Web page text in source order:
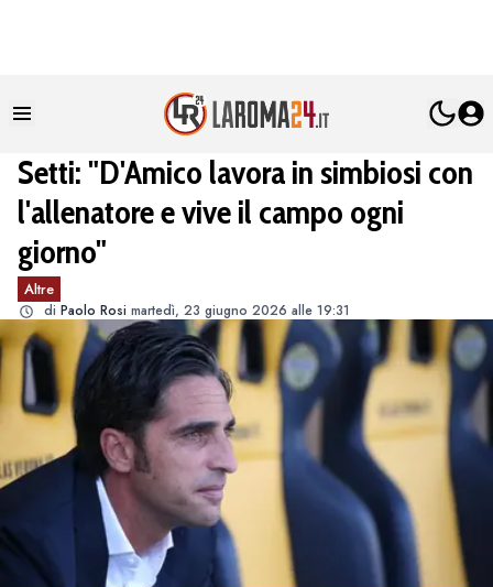
Setti: "D'Amico lavora in simbiosi con
l'allenatore e vive il campo ogni
giorno"
Altre
di Paolo Rosi martedì, 23 giugno 2026 alle 19:31